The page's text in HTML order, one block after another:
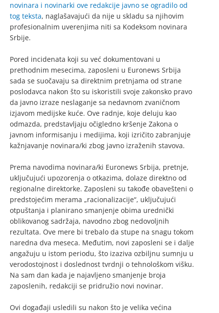
novinara i novinarki ove redakcije javno se ogradilo od
tog teksta, naglašavajući da nije u skladu sa njihovim
profesionalnim uverenjima niti sa Kodeksom novinara
Srbije.
Pored incidenata koji su već dokumentovani u
prethodnim mesecima, zaposleni u Euronews Srbija
sada se suočavaju sa direktnim pretnjama od strane
poslodavca nakon što su iskoristili svoje zakonsko pravo
da javno izraze neslaganje sa nedavnom zvaničnom
izjavom medijske kuće. Ove radnje, koje deluju kao
odmazda, predstavljaju očigledno kršenje Zakona o
javnom informisanju i medijima, koji izričito zabranjuje
kažnjavanje novinara/ki zbog javno izraženih stavova.
Prema navodima novinara/ki Euronews Srbija, pretnje,
uključujući upozorenja o otkazima, dolaze direktno od
regionalne direktorke. Zaposleni su takođe obavešteni o
predstojećim merama „racionalizacije“, uključujući
otpuštanja i planirano smanjenje obima urednički
oblikovanog sadržaja, navodno zbog nedovoljnih
rezultata. Ove mere bi trebalo da stupe na snagu tokom
naredna dva meseca. Međutim, novi zaposleni se i dalje
angažuju u istom periodu, što izaziva ozbiljnu sumnju u
verodostojnost i doslednost tvrdnji o tehnološkom višku.
Na sam dan kada je najavljeno smanjenje broja
zaposlenih, redakciji se pridružio novi novinar.
Ovi događaji usledili su nakon što je velika većina